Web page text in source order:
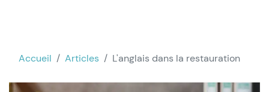
Accueil Articles L'anglais dans la restauration